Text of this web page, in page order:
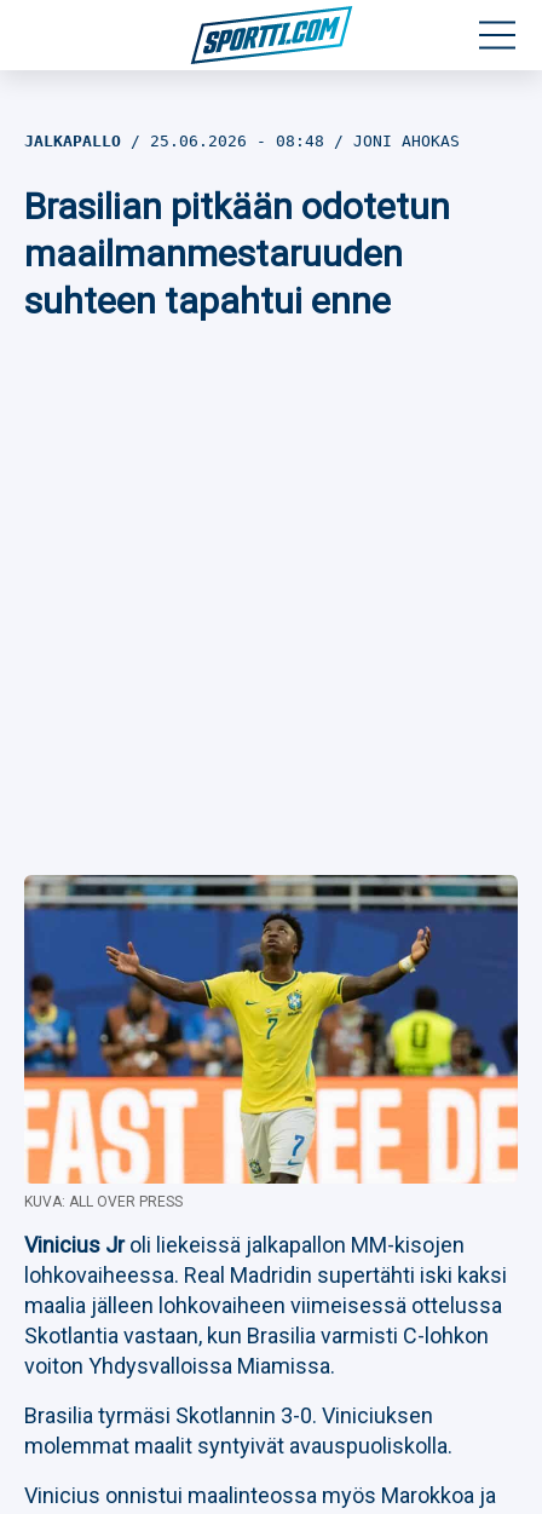
Jalkapallo
Yleisurheilu
JALKAPALLO 25.06.2026 - 08:48 JONI AHOKAS
Brasilian pitkään odotetun
maailmanmestaruuden
suhteen tapahtui enne
KUVA: ALL OVER PRESS
Vinicius Jroli liekeissä jalkapallon MM-kisojen
lohkovaiheessa. Real Madridin supertähti iski kaksi
maalia jälleen lohkovaiheen viimeisessä ottelussa
Skotlantia vastaan, kun Brasilia varmisti C-lohkon
voiton Yhdysvalloissa Miamissa.
Brasilia tyrmäsi Skotlannin 3-0. Viniciuksen
molemmat maalit syntyivät avauspuoliskolla.
Vinicius onnistui maalinteossa myös Marokkoa ja